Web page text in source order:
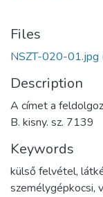
Files
NSZT-020-01.jpg
Description
A címet a
B. kisny. sz. 7139
Keywords
külső felvétel,
személygépkocsi,